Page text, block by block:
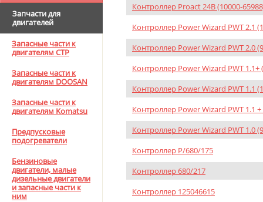
Запчасти для
двигателей
Запасные части к
двигателям CTP
Запасные части к
двигателям DOOSAN
Запасные части к
двигателям Komatsu
Предпусковые
подогреватели
Бензиновые
двигатели, малые
дизельные двигатели
и запасные части к
ним
Контроллер Proact 24В (10000-
Контроллер Power Wizard PWT 2.1
Контроллер Power Wizard PWT 2.0
Контроллер Power Wizard PWT 1.1+
Контроллер Power Wizard PWT 1.1
Контроллер Power Wizard PWT 1.1 +
Контроллер Power Wizard PWT 1.0
Контроллер P/680/175
Контроллер 680/217
Контроллер 125046615